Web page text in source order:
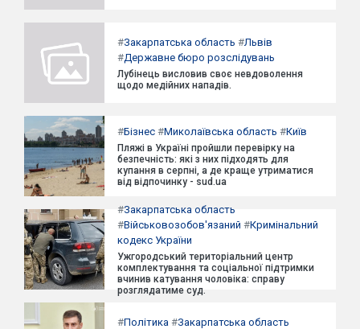
#Закарпатська область #Львів
#Державне бюро розслідувань
Лубінець висловив своє невдоволення
щодо медійних нападів.
#Бізнес #Миколаївська область #Київ
Пляжі в Україні пройшли перевірку на
безпечність: які з них підходять для
купання в серпні, а де краще утриматися
від відпочинку - sud.ua
#Закарпатська область
#Військовозобов'язаний #Кримінальний
кодекс України
Ужгородський територіальний центр
комплектування та соціальної підтримки
вчинив катування чоловіка: справу
розглядатиме суд.
#Політика #Закарпатська область